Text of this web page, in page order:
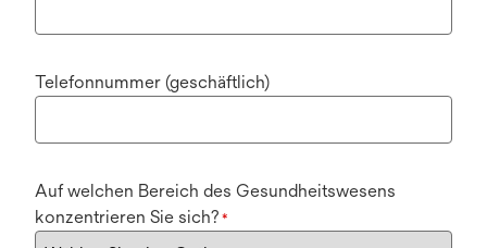
Telefonnummer (geschäftlich)
Auf welchen Bereich des Gesundheitswesens
konzentrieren Sie sich? *